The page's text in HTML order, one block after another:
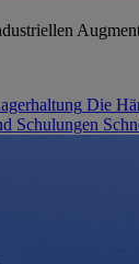
Die
Schulungen